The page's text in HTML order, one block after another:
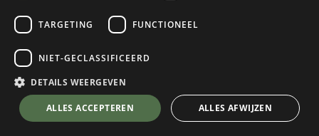
€22,95TARGETING FUNCTIONEEL
NIET-GECLASSIFICEERD
DETAILS WEERGEVEN
ALLES ACCEPTEREN ALLES AFWIJZEN